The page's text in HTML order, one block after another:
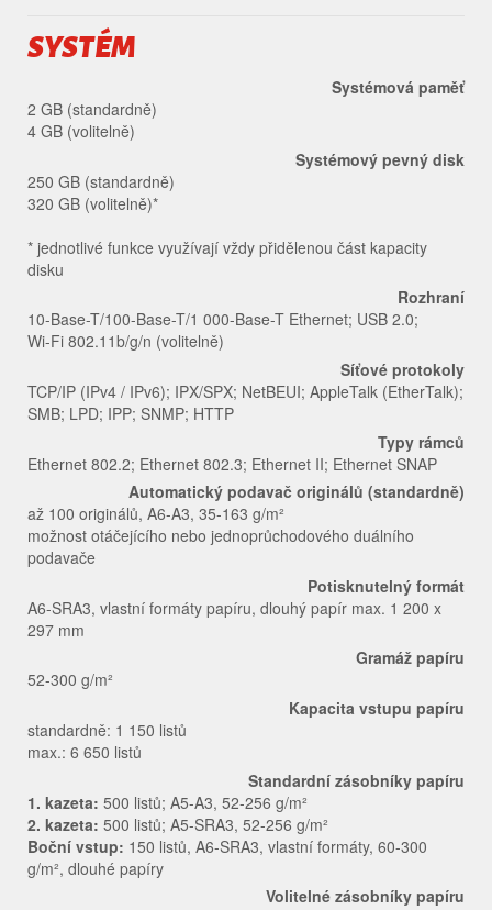
SYSTÉM
Systémová paměť
2 GB (standardně)
4 GB (volitelně)
Systémový pevný disk
250 GB (standardně)
320 GB (volitelně)*
* jednotlivé funkce využívají vždy přidělenou část kapacity
disku
Rozhraní
10-Base-T/100-Base-T/1 000-Base-T Ethernet; USB 2.0;
Wi-Fi 802.11b/g/n (volitelně)
Síťové protokoly
TCP/IP (IPv4 / IPv6); IPX/SPX; NetBEUI; AppleTalk (EtherTalk);
SMB; LPD; IPP; SNMP; HTTP
Typy rámců
Ethernet 802.2; Ethernet 802.3; Ethernet II; Ethernet SNAP
Automatický podavač originálů (standardně)
až 100 originálů, A6-A3, 35-163 g/m²
možnost otáčejícího nebo jednoprůchodového duálního
podavače
Potisknutelný formát
A6-SRA3, vlastní formáty papíru, dlouhý papír max. 1 200 x
297 mm
Gramáž papíru
52-300 g/m²
Kapacita vstupu papíru
standardně: 1 150 listů
max.: 6 650 listů
Standardní zásobníky papíru
1. kazeta: 500 listů; A5-A3, 52-256 g/m²
2. kazeta: 500 listů; A5-SRA3, 52-256 g/m²
Boční vstup: 150 listů, A6-SRA3, vlastní formáty, 60-300
g/m², dlouhé papíry
Volitelné zásobníky papíru